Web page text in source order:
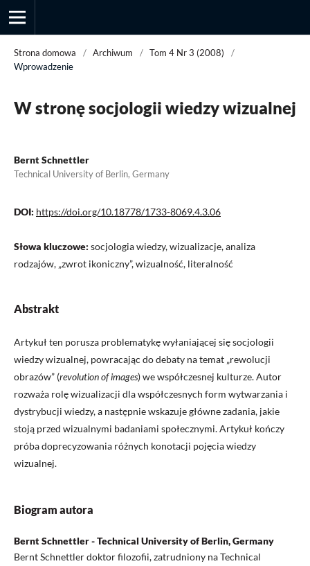
Przegląd Socjologii Jakościowej
Strona domowa / Archiwum / Tom 4 Nr 3 (2008)
/
Wprowadzenie
W stronę socjologii wiedzy wizualnej
Bernt Schnettler
Technical University of Berlin, Germany
DOI: https://doi.org/10.18778/1733-8069.4.3.06
Słowa kluczowe: socjologia wiedzy, wizualizacje, analiza
rodzajów, „zwrot ikoniczny”, wizualność, literalność
Abstrakt
Artykuł ten porusza problematykę wyłaniającej się socjologii
wiedzy wizualnej, powracając do debaty na temat „rewolucji
obrazów” (revolution of images) we współczesnej kulturze. Autor
rozważa rolę wizualizacji dla współczesnych form wytwarzania i
dystrybucji wiedzy, a następnie wskazuje główne zadania, jakie
stoją przed wizualnymi badaniami społecznymi. Artykuł kończy
próba doprecyzowania różnych konotacji pojęcia wiedzy
wizualnej.
Biogram autora
Bernt Schnettler - Technical University of Berlin, Germany
Bernt Schnettler doktor filozofii, zatrudniony na Technical